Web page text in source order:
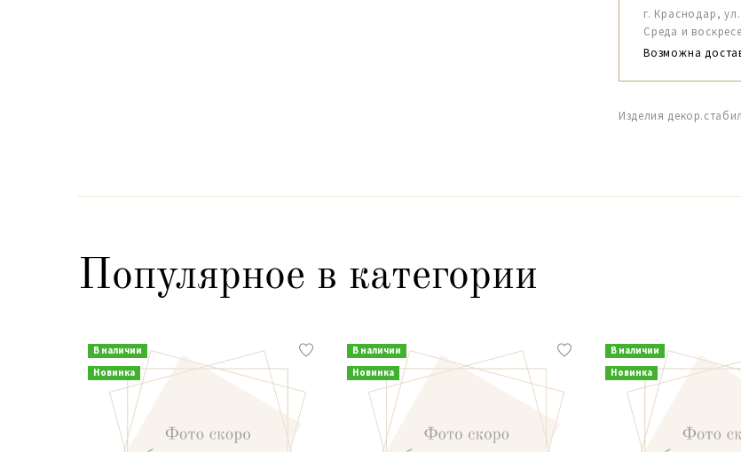
г. Краснодар,
Среда и
Возможна
Изделия
Популярное в категории
В наличии
Новинка
В наличии
Новинка
В наличии
Новинка